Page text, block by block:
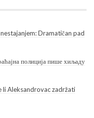
Dramatičan pad
полиција пише хиљаду
li Aleksandrovac zadržati